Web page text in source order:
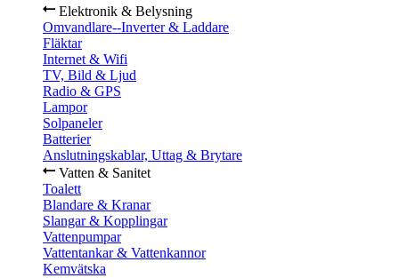
Elektronik & Belysning
Omvandlare--Inverter & Laddare
Fläktar
Internet & Wifi
TV, Bild & Ljud
Radio & GPS
Lampor
Solpaneler
Batterier
Anslutningskablar, Uttag & Brytare
Vatten & Sanitet
Toalett
Blandare & Kranar
Slangar & Kopplingar
Vattenpumpar
Vattentankar & Vattenkannor
Kemvätska